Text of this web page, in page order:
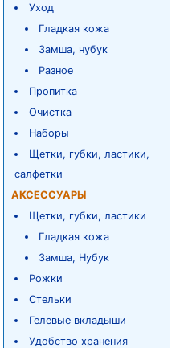
Уход
Гладкая кожа
Замша, нубук
Разное
Пропитка
Очистка
Наборы
Щетки, губки, ластики,
салфетки
АКСЕССУАРЫ
Щетки, губки, ластики
Гладкая кожа
Замша, Нубук
Рожки
Стельки
Гелевые вкладыши
Удобство хранения